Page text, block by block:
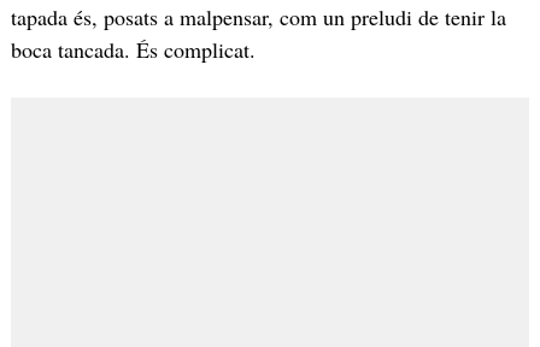
tapada és, posats a malpensar, com un preludi de tenir la
boca tancada. És complicat.